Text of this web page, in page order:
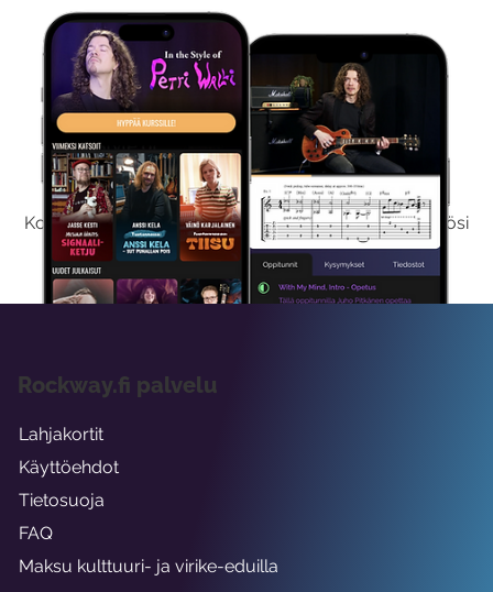
Kokeile Ilmaiseksi
Kokeilemalla ilmaiseksi saat koko sisältömme käyttöösi
viikon ajaksi.
Rockway.fi palvelu
Lahjakortit
Käyttöehdot
Tietosuoja
FAQ
Maksu kulttuuri- ja virike-eduilla